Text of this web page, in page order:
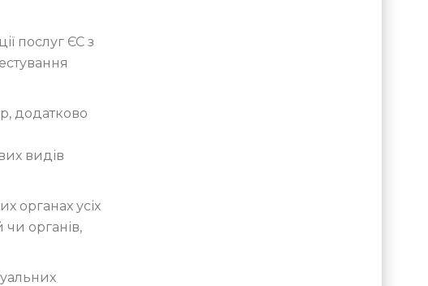
послуг ЄС з
додатково
видів
органах усіх
органів,